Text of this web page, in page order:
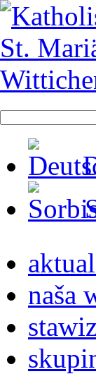
naša